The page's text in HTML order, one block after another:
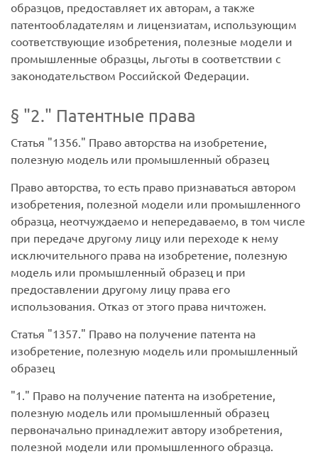
образцов, предоставляет их авторам, а также
патентообладателям и лицензиатам, использующим
соответствующие изобретения, полезные модели и
промышленные образцы, льготы в соответствии с
законодательством Российской Федерации.
§ 2. Патентные права
Статья 1356.
Право авторства на изобретение,
полезную модель или промышленный образец
Право авторства, то есть право признаваться автором
изобретения, полезной модели или промышленного
образца, неотчуждаемо и непередаваемо, в том числе
при передаче другому лицу или переходе к нему
исключительного права на изобретение, полезную
модель или промышленный образец и при
предоставлении другому лицу права его
использования. Отказ от этого права ничтожен.
Статья
1357.
Право на получение патента на
изобретение, полезную модель или промышленный
образец
1.
Право на получение патента на изобретение,
полезную модель или промышленный образец
первоначально принадлежит автору изобретения,
полезной модели или промышленного образца.